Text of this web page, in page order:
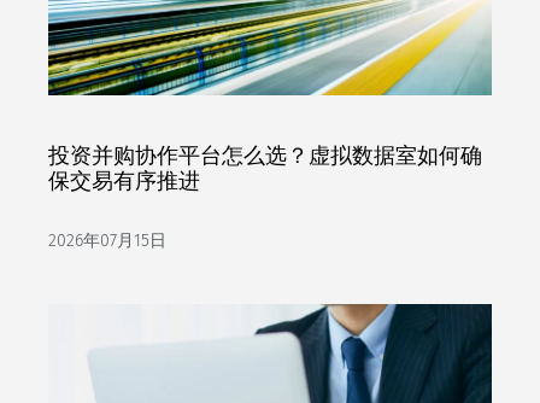
投资并购协作平台怎么选？虚拟数据室如何确
保交易有序推进
2026年07月15日